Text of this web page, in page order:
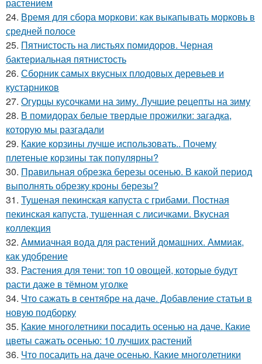
растением
24. Время для сбора моркови: как выкапывать морковь в
средней полосе
25. Пятнистость на листьях помидоров. Черная
бактериальная пятнистость
26. Сборник самых вкусных плодовых деревьев и
кустарников
27. Огурцы кусочками на зиму. Лучшие рецепты на зиму
28. В помидорах белые твердые прожилки: загадка,
которую мы разгадали
29. Какие корзины лучше использовать.. Почему
плетеные корзины так популярны?
30. Правильная обрезка березы осенью. В какой период
выполнять обрезку кроны березы?
31. Тушеная пекинская капуста с грибами. Постная
пекинская капуста, тушенная с лисичками. Вкусная
коллекция
32. Аммиачная вода для растений домашних. Аммиак,
как удобрение
33. Растения для тени: топ 10 овощей, которые будут
расти даже в тёмном уголке
34. Что сажать в сентябре на даче. Добавление статьи в
новую подборку
35. Какие многолетники посадить осенью на даче. Какие
цветы сажать осенью: 10 лучших растений
36. Что посадить на даче осенью. Какие многолетники